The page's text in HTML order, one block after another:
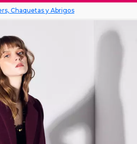
Chaquetas y Abrigos